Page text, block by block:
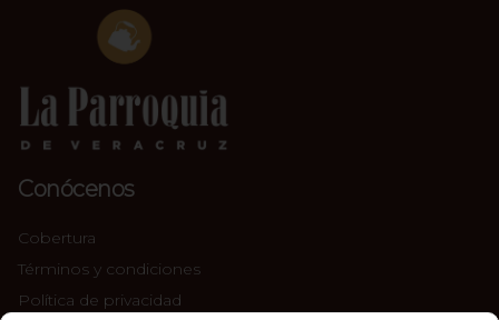
Conócenos
Cobertura
Términos y condiciones
Política de privacidad